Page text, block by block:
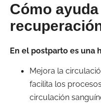
Cómo
En el postparto es una
Mejora la
facilita los
circulación